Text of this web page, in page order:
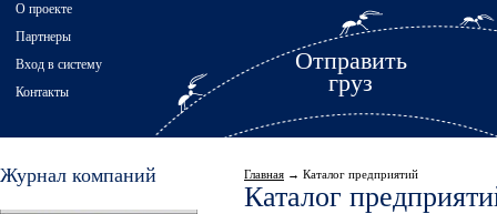
Отправить
груз
О проекте
Партнеры
Вход в систему
Контакты
Журнал компаний Главная → Каталог предприятий
Каталог